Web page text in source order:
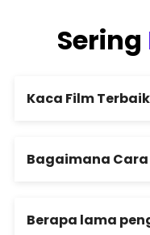
Sering
Kaca Film
Bagaimana
Berapa lama